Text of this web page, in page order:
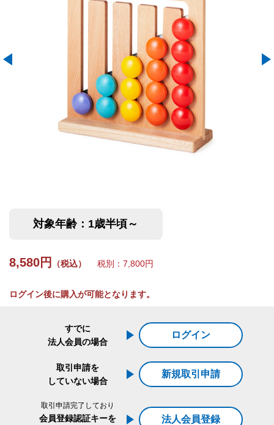
対象年齢：1歳半頃～
8,580円 （税込） 税別：7,800円
ログイン後に購入が可能となります。
すでに
法人会員の場合
ログイン
取引申請を
していない場合
新規取引申請
取引申請完了しており
会員登録認証キーを
法人会員登録